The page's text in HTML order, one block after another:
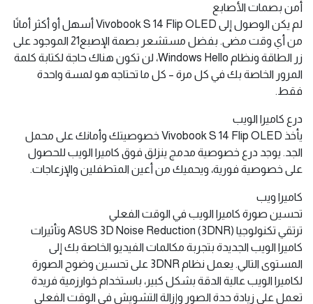
أمن بصمات الأصابع
لم يكن الوصول إلى Vivobook S 14 Flip OLED أسهل أو أكثر أمانًا
من أي وقت مضى. بفضل مستشعر بصمة الإصبع21 الموجود على
زر الطاقة ونظام Windows Hello، لن تكون هناك حاجة لكتابة كلمة
المرور الخاصة بك في كل مرة – كل ما تحتاجه هو لمسة واحدة
فقط.
درع كاميرا الويب
يأخذ Vivobook S 14 Flip OLED خصوصيتك وأمانك على محمل
الجد. يوجد درع خصوصية مدمج ينزلق فوق كاميرا الويب للحصول
على خصوصية فورية، ويحميك من أعين المتطفلين والإزعاجات.
كاميرا ويب
تحسين صورة كاميرا الويب في الوقت الفعلي
ترتقي تكنولوجيا ASUS 3D Noise Reduction (3DNR) وتأثيرات
كاميرا الويب الجديدة بتجربة مكالمات الفيديو الخاصة بك إلى
المستوى التالي. يعمل نظام 3DNR على تحسين وضوح الصورة
لكاميرا الويب عالية الدقة بشكل كبير، باستخدام خوارزمية فريدة
تعمل على زيادة حدة الصور وإزالة التشويش في الوقت الفعلي